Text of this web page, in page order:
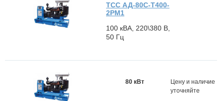
ТСС АД-80С-Т400-
2РМ1
100 кВА, 220\380 В,
50 Гц
Цену и наличие
уточняйте
80 кВт